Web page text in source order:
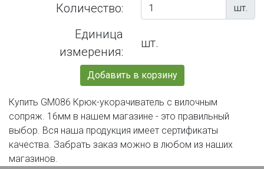
Количество:
шт.
Единица
измерения:
шт.
Добавить в корзину
Купить GM086 Крюк-укорачиватель с вилочным
сопряж. 16мм в нашем магазине - это правильный
выбор. Вся наша продукция имеет сертификаты
качества. Забрать заказ можно в любом из наших
магазинов.